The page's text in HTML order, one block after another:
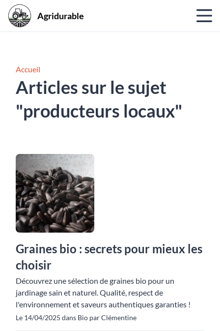
Agridurable
Accueil
Articles sur le sujet
"producteurs locaux"
Graines bio : secrets pour mieux les
choisir
Découvrez une sélection de graines bio pour un
jardinage sain et naturel. Qualité, respect de
l'environnement et saveurs authentiques garanties !
Le 14/04/2025 dans Bio par Clémentine